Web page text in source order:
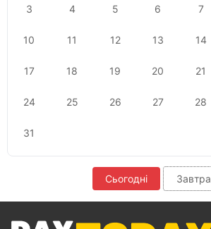
3 4 5 6 7
10 11 12 13 14
17 18 19 20 21
24 25 26 27 28
31
Сьогодні Завтра